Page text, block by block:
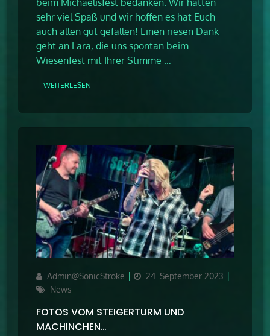
sehr viel Spaß und wir hoffen es hat Euch
auch allen gut gefallen! Einen riesen Dank
geht an Lara, die uns spontan beim
Wiesenfest mit Ihrer Stimme …
WEITERLESEN
Author
Admin@SonicStroke
Updated
24. September 2023
Categories
News
FOTOS VOM STEIGERTURM UND
MACHINCHEN…